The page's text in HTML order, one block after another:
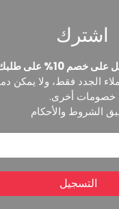
اشترك
على طلبك الأول
الجدد فقط، ولا يمكن
خصومات أخرى.
الشروط والأحكام
التسجيل